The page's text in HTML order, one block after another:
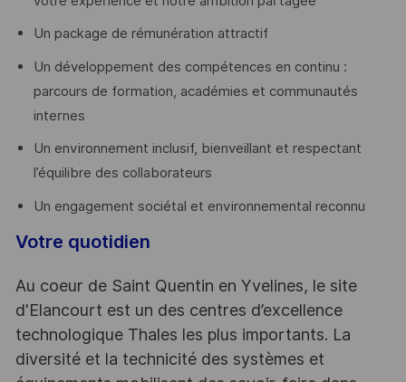
Un package de rémunération attractif
Un développement des compétences en continu :
parcours de formation, académies et communautés
internes
Un environnement inclusif, bienveillant et respectant
l’équilibre des collaborateurs
Un engagement sociétal et environnemental reconnu
Votre quotidien
Au coeur de Saint Quentin en Yvelines, le site
d'Elancourt est un des centres d’excellence
technologique Thales les plus importants. La
diversité et la technicité des systèmes et